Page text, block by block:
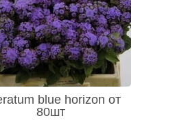
blue horizon от
80шт